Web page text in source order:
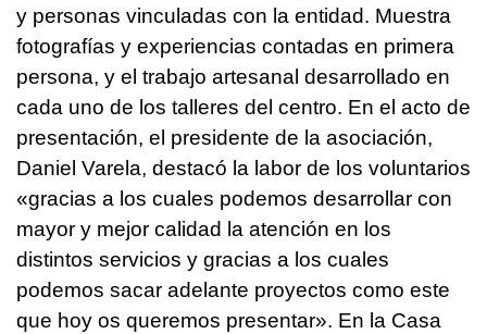
y personas vinculadas con la entidad. Muestra
fotografías y experiencias contadas en primera
persona, y el trabajo artesanal desarrollado en
cada uno de los talleres del centro. En el acto de
presentación, el presidente de la asociación,
Daniel Varela, destacó la labor de los voluntarios
«gracias a los cuales podemos desarrollar con
mayor y mejor calidad la atención en los
distintos servicios y gracias a los cuales
podemos sacar adelante proyectos como este
que hoy os queremos presentar». En la Casa